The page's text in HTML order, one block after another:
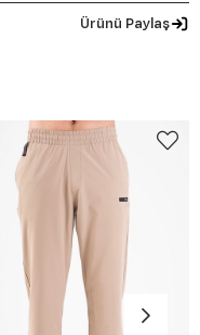
Ürünü Paylaş